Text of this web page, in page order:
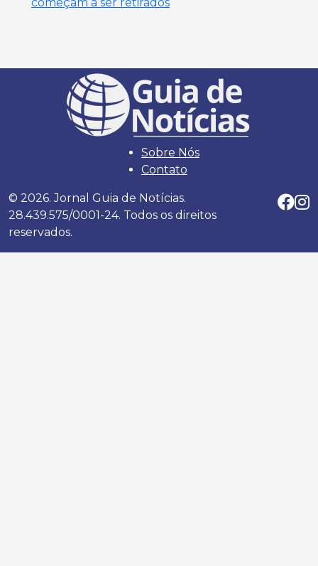
Sobre Nós
Contato
© 2026. Jornal Guia de Notícias.
28.439.575/0001-24. Todos os direitos
reservados.